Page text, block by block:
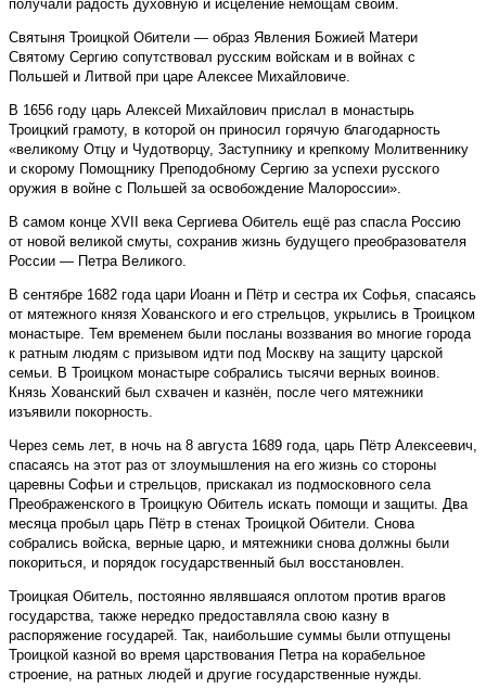
получали радость духовную и исцеление немощам своим.
Святыня Троицкой Обители — образ Явления Божией Матери
Святому Сергию сопутствовал русским войскам и в войнах с
Польшей и Литвой при царе Алексее Михайловиче.
В 1656 году царь Алексей Михайлович прислал в монастырь
Троицкий грамоту, в которой он приносил горячую благодарность
«великому Отцу и Чудотворцу, Заступнику и крепкому Молитвеннику
и скорому Помощнику Преподобному Сергию за успехи русского
оружия в войне с Польшей за освобождение Малороссии».
В самом конце XVII века Сергиева Обитель ещё раз спасла Россию
от новой великой смуты, сохранив жизнь будущего преобразователя
России — Петра Великого.
В сентябре 1682 года цари Иоанн и Пётр и сестра их Софья, спасаясь
от мятежного князя Хованского и его стрельцов, укрылись в Троицком
монастыре. Тем временем были посланы воззвания во многие города
к ратным людям с призывом идти под Москву на защиту царской
семьи. В Троицком монастыре собрались тысячи верных воинов.
Князь Хованский был схвачен и казнён, после чего мятежники
изъявили покорность.
Через семь лет, в ночь на 8 августа 1689 года, царь Пётр Алексеевич,
спасаясь на этот раз от зло­умышления на его жизнь со стороны
царевны Софьи и стрельцов, прискакал из подмосковного села
Преображенского в Троицкую Обитель искать помощи и защиты. Два
месяца пробыл царь Пётр в стенах Троицкой Обители. Снова
собрались войска, верные царю, и мятежники снова должны были
покориться, и порядок государственный был восстановлен.
Троицкая Обитель, постоянно являвшаяся оплотом против врагов
государства, также нередко предоставляла свою казну в
распоряжение государей. Так, наибольшие суммы были отпущены
Троицкой казной во время царствования Петра на корабельное
строение, на ратных людей и другие государственные нужды.